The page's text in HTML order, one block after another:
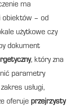
ma
obiektów – od
użytkowe czy
dokument
, który zna
parametry
usługi,
oferuje przejrzysty